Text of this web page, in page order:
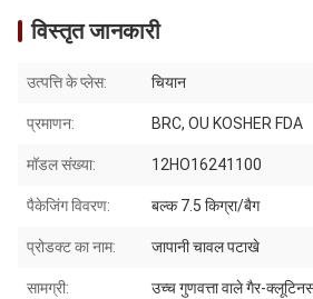
विस्तृत जानकारी
उत्पत्ति के प्लेस: चियान
प्रमाणन: BRC, OU KOSHER FDA
मॉडल संख्या: 12HO16241100
पैकेजिंग विवरण: बल्क 7.5 किग्रा/बैग
प्रोडक्ट का नाम: जापानी चावल पटाखे
सामग्री: उच्च गुणवत्ता वाले गैर-